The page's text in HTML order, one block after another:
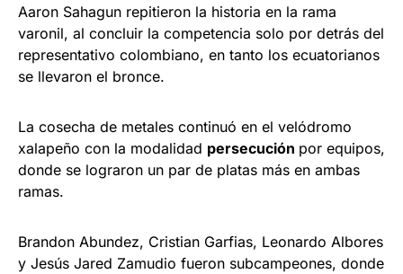
Aaron Sahagun repitieron la historia en la rama
varonil, al concluir la competencia solo por detrás del
representativo colombiano, en tanto los ecuatorianos
se llevaron el bronce.
La cosecha de metales continuó en el velódromo
xalapeño con la modalidad persecución por equipos,
donde se lograron un par de platas más en ambas
ramas.
Brandon Abundez, Cristian Garfias, Leonardo Albores
y Jesús Jared Zamudio fueron subcampeones, donde